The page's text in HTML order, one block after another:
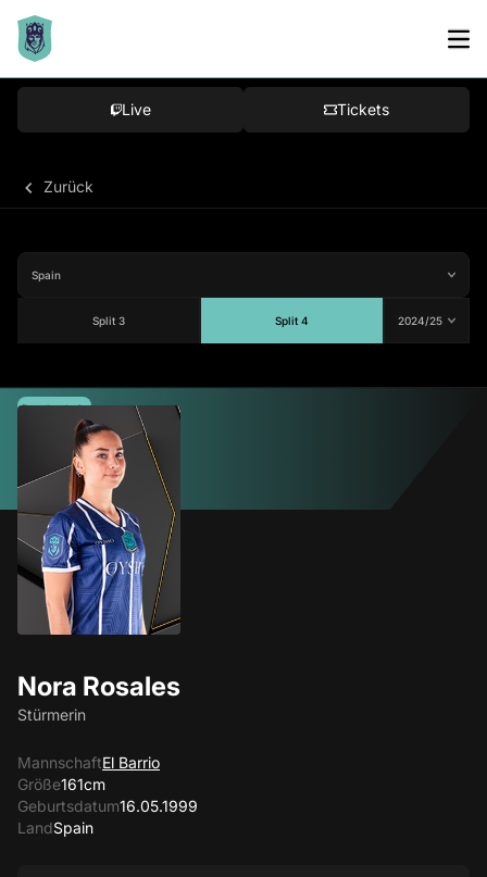
Live Tickets
Zurück
Split 3 Split 4
Nora Rosales
Stürmerin
MannschaftEl Barrio
Größe161cm
Geburtsdatum16.05.1999
LandSpain
Durchschnitt